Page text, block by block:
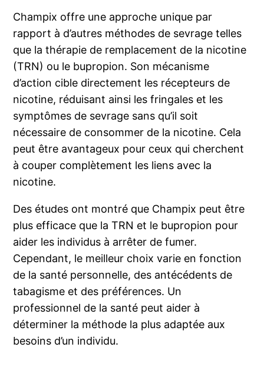
Champix offre une approche unique par
rapport à d’autres méthodes de sevrage telles
que la thérapie de remplacement de la nicotine
(TRN) ou le bupropion. Son mécanisme
d’action cible directement les récepteurs de
nicotine, réduisant ainsi les fringales et les
symptômes de sevrage sans qu’il soit
nécessaire de consommer de la nicotine. Cela
peut être avantageux pour ceux qui cherchent
à couper complètement les liens avec la
nicotine.
Des études ont montré que Champix peut être
plus efficace que la TRN et le bupropion pour
aider les individus à arrêter de fumer.
Cependant, le meilleur choix varie en fonction
de la santé personnelle, des antécédents de
tabagisme et des préférences. Un
professionnel de la santé peut aider à
déterminer la méthode la plus adaptée aux
besoins d’un individu.